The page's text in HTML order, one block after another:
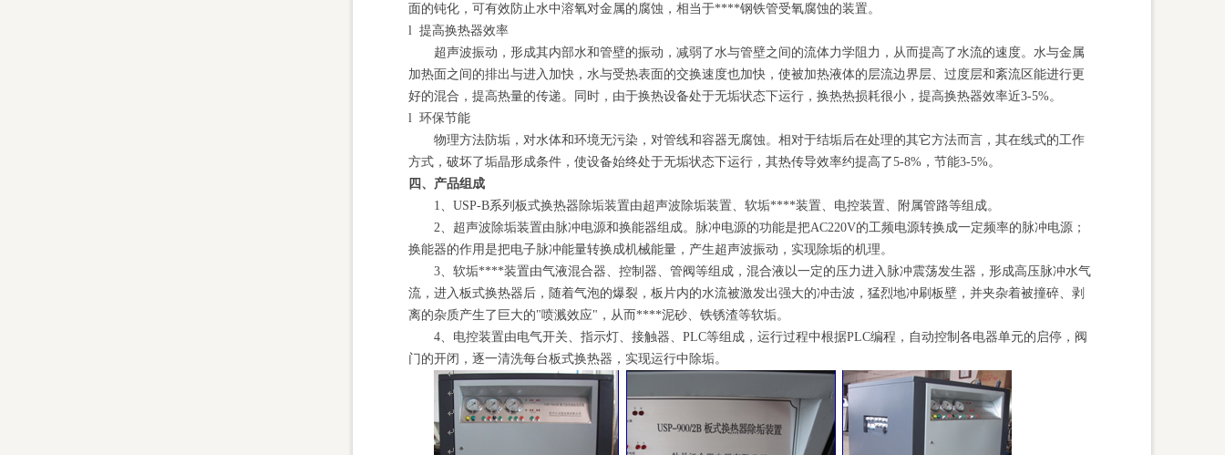
面的钝化，可有效防止水中溶氧对金属的腐蚀，相当于****钢铁管受氧腐蚀的装置。
l 提高换热器效率
超声波振动，形成其内部水和管壁的振动，减弱了水与管壁之间的流体力学阻力，从而提高了水流的速度。水与金属
加热面之间的排出与进入加快，水与受热表面的交换速度也加快，使被加热液体的层流边界层、过度层和紊流区能进行更
好的混合，提高热量的传递。同时，由于换热设备处于无垢状态下运行，换热热损耗很小，提高换热器效率近3-5%。
l 环保节能
物理方法防垢，对水体和环境无污染，对管线和容器无腐蚀。相对于结垢后在处理的其它方法而言，其在线式的工作
方式，破坏了垢晶形成条件，使设备始终处于无垢状态下运行，其热传导效率约提高了5-8%，节能3-5%。
四、产品组成
1、 USP-B系列板式换热器除垢装置由超声波除垢装置、软垢****装置、电控装置、附属管路等组成。
2、超声波除垢装置由脉冲电源和换能器组成。脉冲电源的功能是把AC220V的工频电源转换成一定频率的脉冲电源；
换能器的作用是把电子脉冲能量转换成机械能量，产生超声波振动，实现除垢的机理。
3、软垢****装置由气液混合器、控制器、管阀等组成，混合液以一定的压力进入脉冲震荡发生器，形成高压脉冲水气
流，进入板式换热器后，随着气泡的爆裂，板片内的水流被激发出强大的冲击波，猛烈地冲刷板壁，并夹杂着被撞碎、剥
离的杂质产生了巨大的"喷溅效应" ，从而****泥砂、铁锈渣等软垢。
4、电控装置由电气开关、指示灯、接触器、 PLC等组成，运行过程中根据PLC编程，自动控制各电器单元的启停，阀
门的开闭，逐一清洗每台板式换热器，实现运行中除垢。